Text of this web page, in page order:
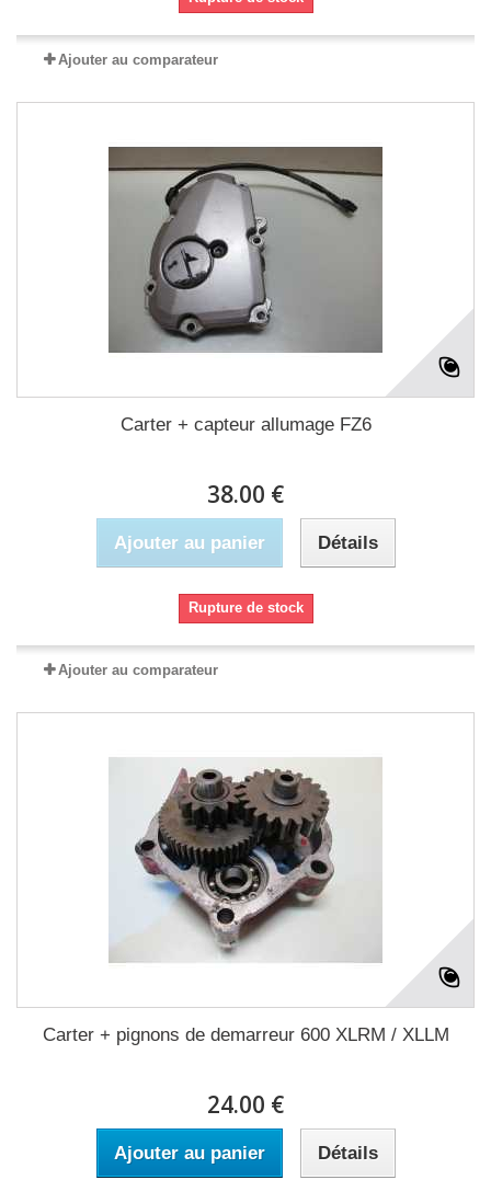
Ajouter au comparateur
Carter + capteur allumage FZ6
38.00 €
Ajouter au panier Détails
Rupture de stock
Ajouter au comparateur
Carter + pignons de demarreur 600 XLRM / XLLM
24.00 €
Ajouter au panier Détails